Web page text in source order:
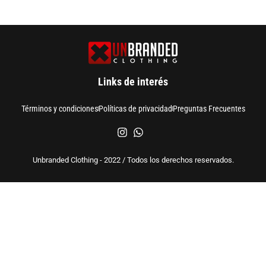
Links de interés
Términos y condicionesPolíticas de privacidadPreguntas Frecuentes
Unbranded Clothing - 2022 / Todos los derechos reservados.